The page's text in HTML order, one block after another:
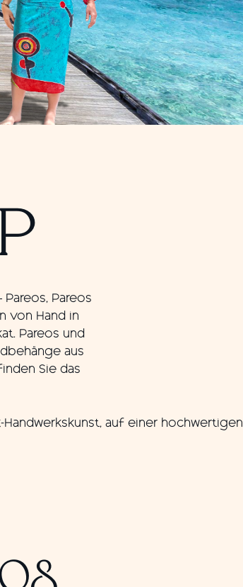
Pareos
von Hand in
Pareos und
aus
Sie das
auf einer hochwertigen